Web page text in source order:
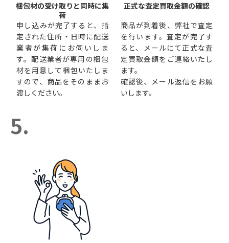
梱包材の受け取りと同時に集
荷
申し込みが完了すると、指
定された住所・日時に配送
業者が集荷にお伺いしま
す。配送業者が専用の梱包
材を用意して梱包いたしま
すので、商品をそのままお
渡しください。
正式な査定買取金額の確認
商品が到着後、弊社で査定
を行います。査定が完了す
ると、メールにて正式な査
定買取金額をご連絡いたし
ます。
確認後、メール返信をお願
いします。
5.